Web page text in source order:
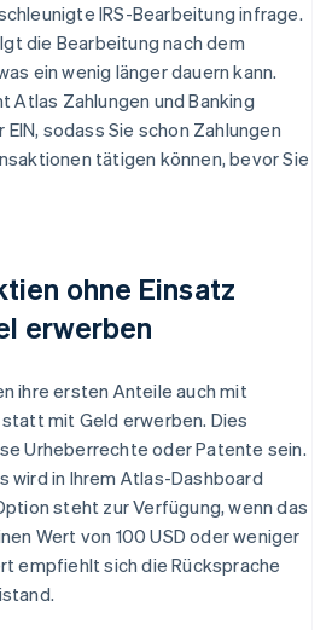
IRS-Bearbeitung infrage.
die Bearbeitung nach dem
ein wenig länger dauern kann.
Atlas Zahlungen und Banking
sodass Sie schon Zahlungen
tätigen können, bevor Sie
ohne Einsatz
erwerben
ihre ersten Anteile auch mit
mit Geld erwerben. Dies
Urheberrechte oder Patente sein.
wird in Ihrem Atlas-Dashboard
steht zur Verfügung, wenn das
Wert von 100 USD oder weniger
empfiehlt sich die Rücksprache